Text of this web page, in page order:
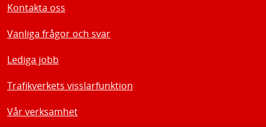
Kontakta oss
Vanliga frågor och svar
Lediga jobb
Trafikverkets visslarfunktion
Vår verksamhet